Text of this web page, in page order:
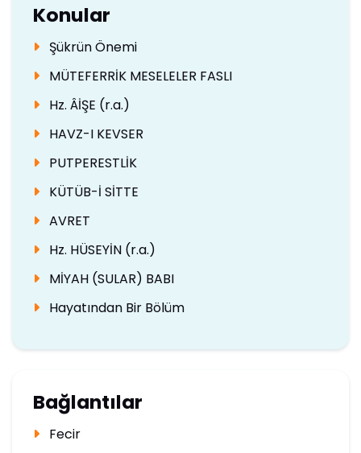
Konular
Şükrün Önemi
MÜTEFERRİK MESELELER FASLI
Hz. ÂİŞE (r.a.)
HAVZ-I KEVSER
PUTPERESTLİK
KÜTÜB-İ SİTTE
AVRET
Hz. HÜSEYİN (r.a.)
MİYAH (SULAR) BABI
Hayatından Bir Bölüm
Bağlantılar
Fecir